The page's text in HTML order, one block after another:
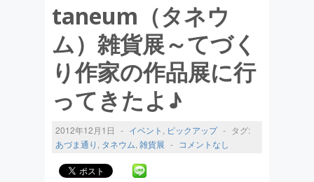
taneum（タネウ
ム）雑貨展～てづく
り作家の作品展に行
ってきたよ♪
2012年12月1日 - イベント , ピックアップ - タグ:
あづま通り , タネウム, 雑貨展 - コメントなし